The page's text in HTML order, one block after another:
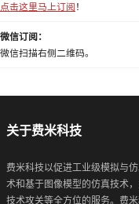
点击这里马上订阅 ！
微信订阅：
微信扫描右侧二维码。
关于费米科技
费米科技以促进工业级模拟与
术和基于图像模型的仿真技术
技术攻关等全方位的服务。费